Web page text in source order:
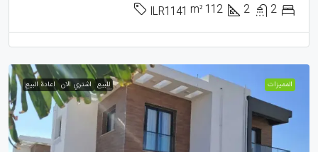
2
2
112
m²
ILR1141
الممیزات للبيع اشتري الان اعادة البيع